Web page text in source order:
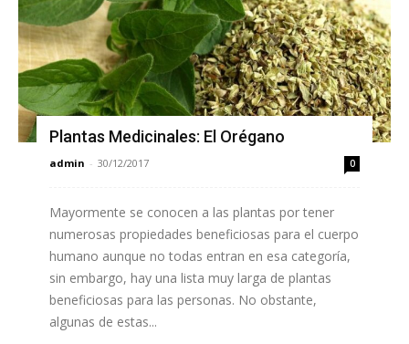
Plantas Medicinales: El Orégano
admin - 30/12/2017 0
Mayormente se conocen a las plantas por tener
numerosas propiedades beneficiosas para el cuerpo
humano aunque no todas entran en esa categoría,
sin embargo, hay una lista muy larga de plantas
beneficiosas para las personas. No obstante,
algunas de estas...